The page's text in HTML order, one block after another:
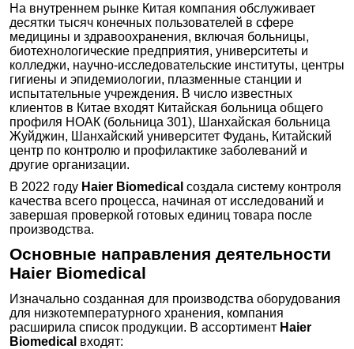
На внутреннем рынке Китая компания обслуживает
десятки тысяч конечных пользователей в сфере
медицины и здравоохранения, включая больницы,
биотехнологические предприятия, университеты и
колледжи, научно-исследовательские институты, центры
гигиены и эпидемиологии, плазменные станции и
испытательные учреждения. В число известных
клиентов в Китае входят Китайская больница общего
профиля НОАК (больница 301), Шанхайская больница
Жуйджин, Шанхайский университет Фудань, Китайский
центр по контролю и профилактике заболеваний и
другие организации.
В 2022 году Haier Biomedical создала систему контроля
качества всего процесса, начиная от исследований и
завершая проверкой готовых единиц товара после
производства.
Основные направления деятельности
Haier Biomedical
Изначально созданная для производства оборудования
для низкотемпературного хранения, компания
расширила список продукции. В ассортимент Haier
Biomedical входят: